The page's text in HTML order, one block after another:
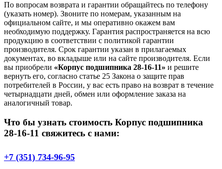
По вопросам возврата и гарантии обращайтесь по телефону
(указать номер). Звоните по номерам, указанным на
официальном сайте, и мы оперативно окажем вам
необходимую поддержку. Гарантия распространяется на всю
продукцию в соответствии с политикой гарантии
производителя. Срок гарантии указан в прилагаемых
документах, во вкладыше или на сайте производителя. Если
вы приобрели «Корпус подшипника 28-16-11» и решите
вернуть его, согласно статье 25 Закона о защите прав
потребителей в России, у вас есть право на возврат в течение
четырнадцати дней, обмен или оформление заказа на
аналогичный товар.
Что бы узнать стоимость Корпус подшипника
28-16-11 свяжитесь с нами:
+7 (351) 734-96-95